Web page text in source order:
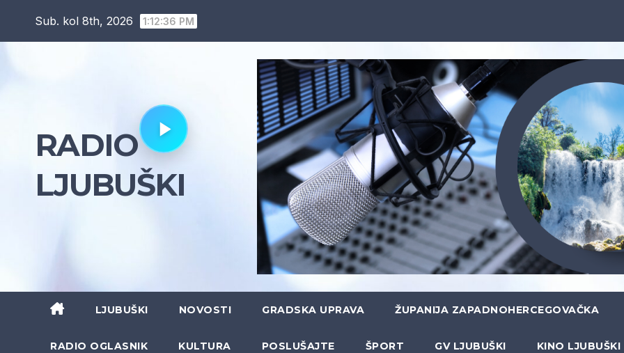
Sub. kol 8th, 2026 1:12:37 PM
RADIO
LJUBUŠKI
LJUBUŠKI NOVOSTI GRADSKA UPRAVA ŽUPANIJA ZAPADNOHERCEGOVAČKA
RADIO OGLASNIK KULTURA POSLUŠAJTE ŠPORT GV LJUBUŠKI KINO LJUBUŠKI